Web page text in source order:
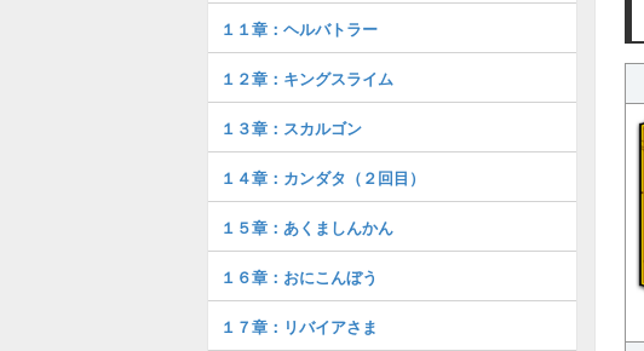
１１章：ヘルバトラー
１２章：キングスライム
１３章：スカルゴン
１４章：カンダタ（２回目）
１５章：あくましんかん
１６章：おにこんぼう
１７章：リバイアさま